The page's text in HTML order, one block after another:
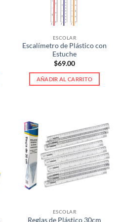
elegir
en
página
de
producto
ESCOLAR
Escalímetro de Plástico con
Estuche
$69.00
AÑADIR AL CARRITO
ESCOLAR
Reglas de Plástico 30cm